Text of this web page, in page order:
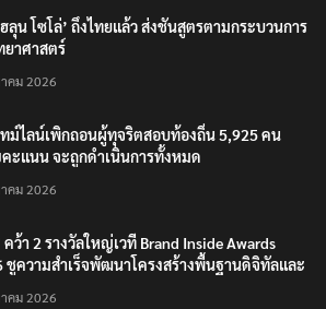
ฮลุน โซโล่’ ถึงไทยแล้ว ส่งชันสูตรตามกระบวนการ
าศาสตร์
คม 2026
ทม์ไลน์เพิกถอนผู้ทุจริตสอบท้องถิ่น 5,925 คน
คะแนน จะถูกดำเนินการทั้งหมด
คม 2026
คว้า 2 รางวัลใหญ่เวที Brand Inside Awards
ชูความสำเร็จพัฒนาโครงสร้างพื้นฐานดิจิทัลและ
คม 2026